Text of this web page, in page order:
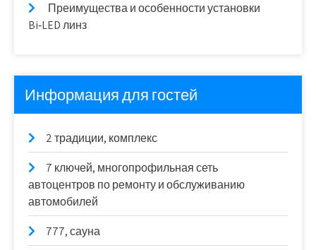
Преимущества и особенности установки
Bi‑LED линз
Информация для гостей
2 традиции, комплекс
7 ключей, многопрофильная сеть
автоцентров по ремонту и обслуживанию
автомобилей
777, сауна